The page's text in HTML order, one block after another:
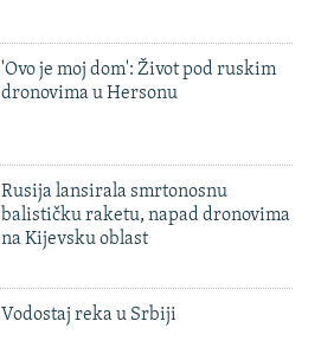
'Ovo je moj dom': Život pod ruskim
dronovima u Hersonu
Rusija lansirala smrtonosnu
balističku raketu, napad dronovima
na Kijevsku oblast
Vodostaj reka u Srbiji